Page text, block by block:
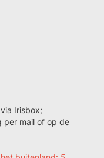
Irisbox;
mail of op de